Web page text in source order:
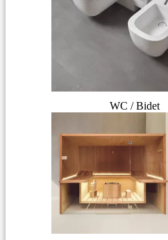
WC / Bidet